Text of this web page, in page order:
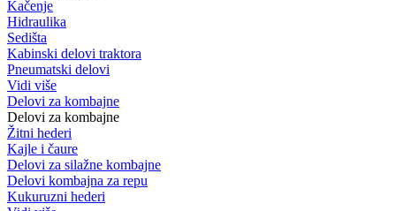
Kačenje
Hidraulika
Sedišta
Kabinski delovi traktora
Pneumatski delovi
Vidi više
Delovi za kombajne
Delovi za kombajne
Žitni hederi
Kajle i čaure
Delovi za silažne kombajne
Delovi kombajna za repu
Kukuruzni hederi